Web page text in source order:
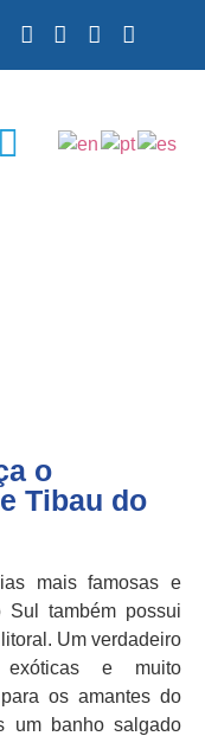
o
Tibau do
mais famosas e
também possui
Um verdadeiro
e muito
os amantes do
um banho salgado